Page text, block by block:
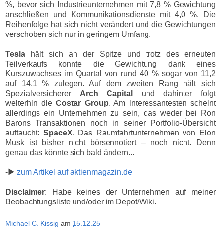
%, bevor sich Industrieunternehmen mit 7,8 % Gewichtung
anschließen und Kommunikationsdienste mit 4,0 %. Die
Reihenfolge hat sich nicht verändert und die Gewichtungen
verschoben sich nur in geringem Umfang.
Tesla hält sich an der Spitze und trotz des erneuten
Teilverkaufs konnte die Gewichtung dank eines
Kurszuwachses im Quartal von rund 40 % sogar von 11,2
auf 14,1 % zulegen. Auf dem zweiten Rang hält sich
Spezialversicherer Arch Capital und dahinter folgt
weiterhin die Costar Group. Am interessantesten scheint
allerdings ein Unternehmen zu sein, das weder bei Ron
Barons Transaktionen noch in seiner Portfolio-Übersicht
auftaucht: SpaceX. Das Raumfahrtunternehmen von Elon
Musk ist bisher nicht börsennotiert – noch nicht. Denn
genau das könnte sich bald ändern...
-▶ zum Artikel auf aktienmagazin.de
Disclaimer: Habe keines der Unternehmen auf meiner
Beobachtungsliste und/oder im Depot/Wiki.
Michael C. Kissig am 15.12.25